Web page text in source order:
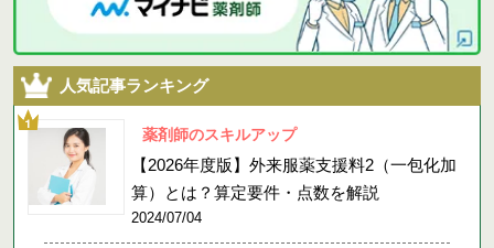
人気記事ランキング
薬剤師のスキルアップ
【2026年度版】外来服薬支援料2（一包化加
算）とは？算定要件・点数を解説
2024/07/04